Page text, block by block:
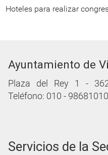
Hoteles para realizar
Ayuntamiento de
Plaza del Rey 1 -
Teléfono: 010 -
Servicios de la